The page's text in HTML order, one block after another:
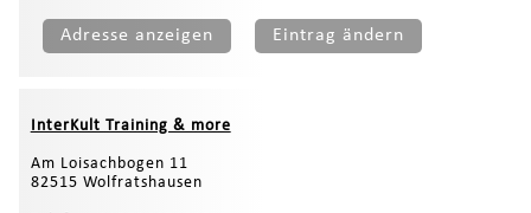
Adresse anzeigen Eintrag ändern
InterKult Training & more
Am Loisachbogen 11
82515 Wolfratshausen